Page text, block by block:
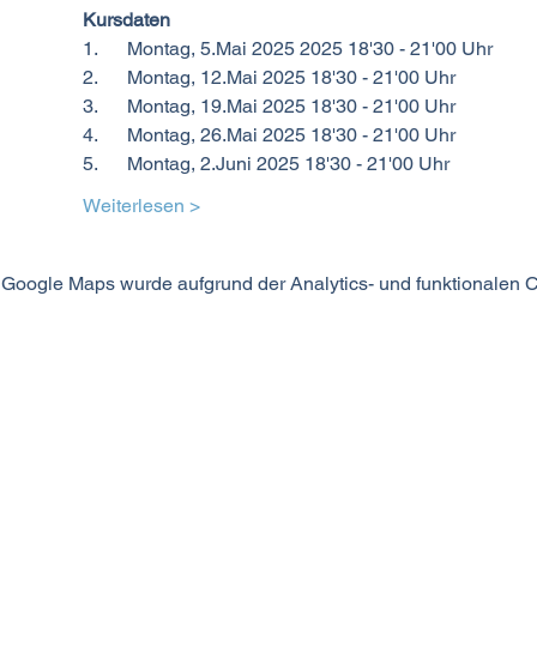
Kursdaten
1.      Montag, 5.Mai 2025 2025 18'30 - 21'00 Uhr
2.      Montag, 12.Mai 2025 18'30 - 21'00 Uhr
3.      Montag, 19.Mai 2025 18'30 - 21'00 Uhr
4.      Montag, 26.Mai 2025 18'30 - 21'00 Uhr
5.      Montag, 2.Juni 2025 18'30 - 21'00 Uhr
Weiterlesen >
Google Maps wurde aufgrund der Analytics- und funktionalen